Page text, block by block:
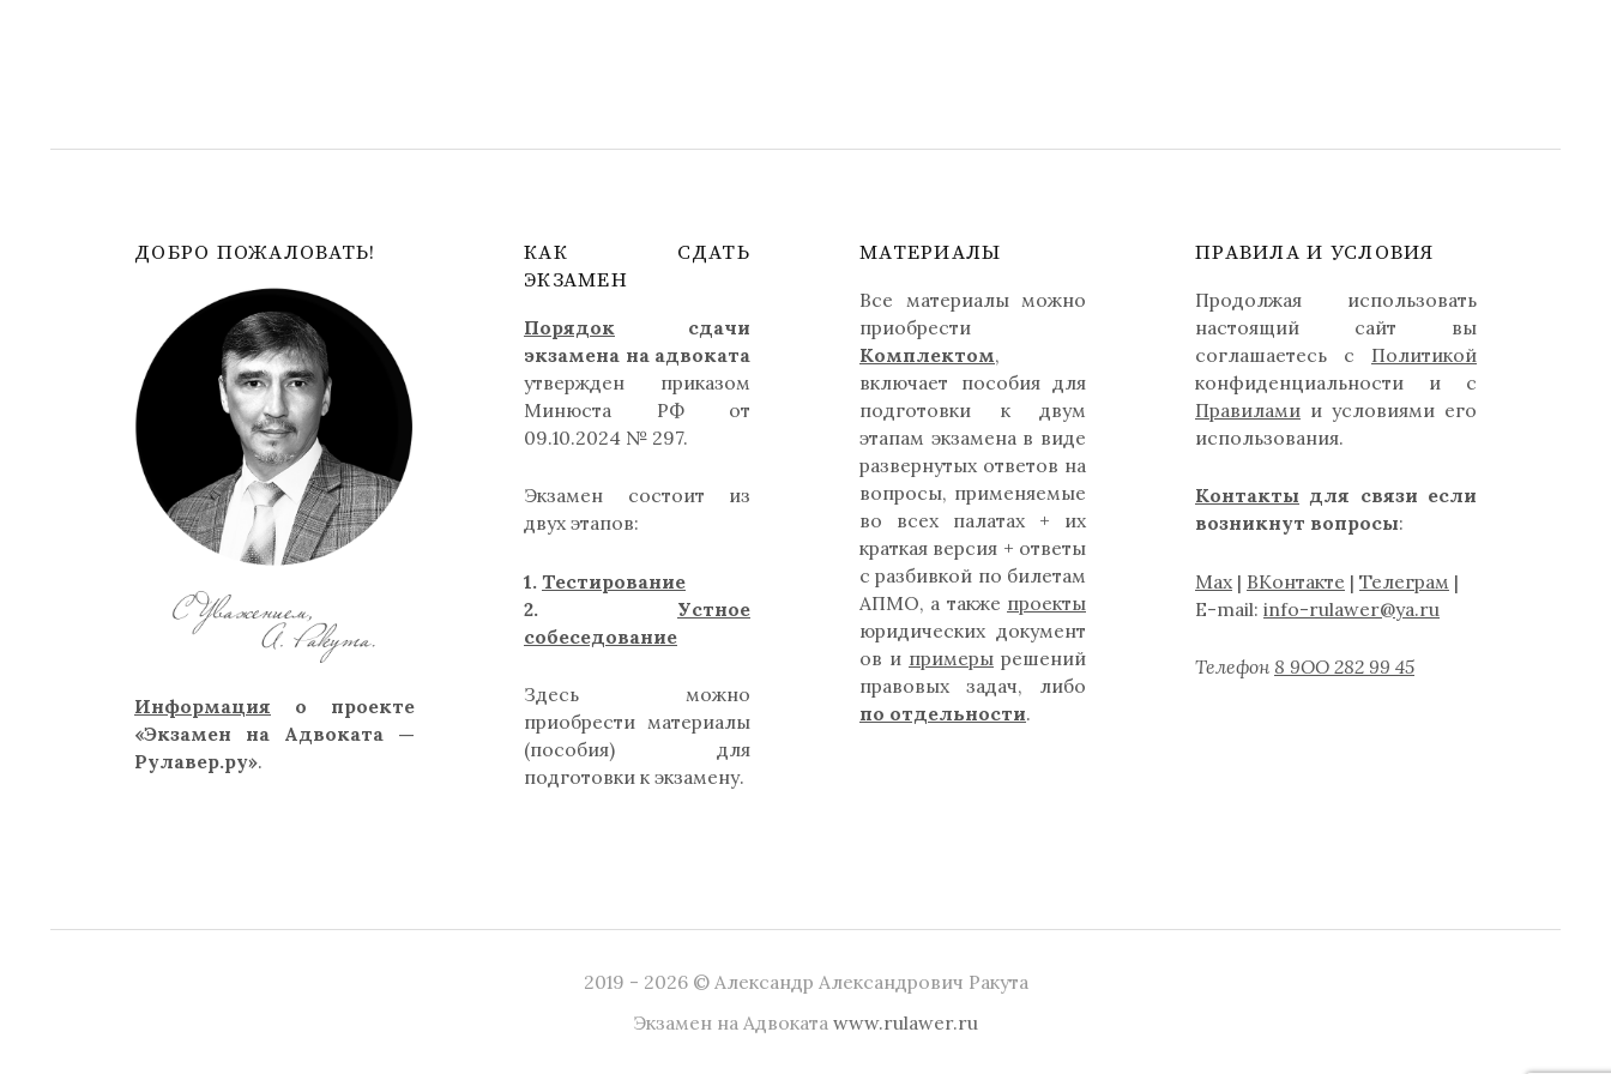
ДОБРО ПОЖАЛОВАТЬ!
Информация о проекте
«Экзамен на Адвоката —
Рулавер.ру».
КАК СДАТЬ
ЭКЗАМЕН
Порядок сдачи
экзамена на адвоката
утвержден приказом
Минюста РФ от
09.10.2024 № 297.
Экзамен состоит из
двух этапов:
1. Тестирование
2. Устное
собеседование
Здесь можно
приобрести материалы
(пособия) для
подготовки к экзамену.
МАТЕРИАЛЫ
Все материалы можно
приобрести
Комплектом,
включает пособия для
подготовки к двум
этапам экзамена в виде
развернутых ответов на
вопросы, применяемые
во всех палатах + их
краткая версия + ответы
с разбивкой по билетам
АПМО, а также проекты
юридических документ
ов и примеры решений
правовых задач, либо
по отдельности.
ПРАВИЛА И УСЛОВИЯ
Продолжая использовать
настоящий сайт вы
соглашаетесь с Политикой
конфиденциальности и с
Правилами и условиями его
использования.
Контакты для связи если
возникнут вопросы:
Max | ВКонтакте | Телеграм |
E-mail: info-rulawer@ya.ru
Телефон 8 9ОО 282 99 45
2019 - 2026 © Александр Александрович Ракута
Экзамен на Адвоката www.rulawer.ru